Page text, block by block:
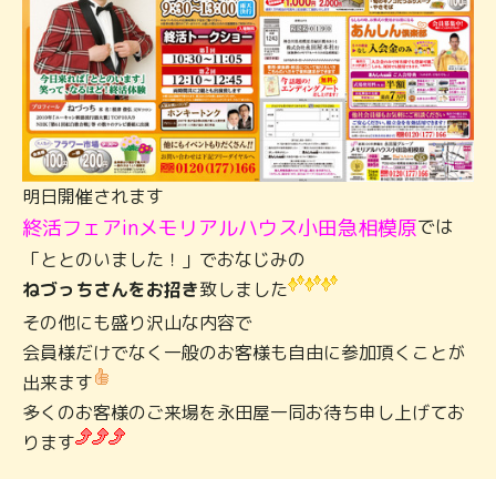
明日開催されます
終活フェアinメモリアルハウス小田急相模原では
「ととのいました！」でおなじみの
ねづっちさんをお招き致しました
その他にも盛り沢山な内容で
会員様だけでなく一般のお客様も自由に参加頂くことが
出来ます
多くのお客様のご来場を永田屋一同お待ち申し上げてお
ります